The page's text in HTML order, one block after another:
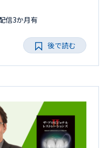
信3か月有
後で読む